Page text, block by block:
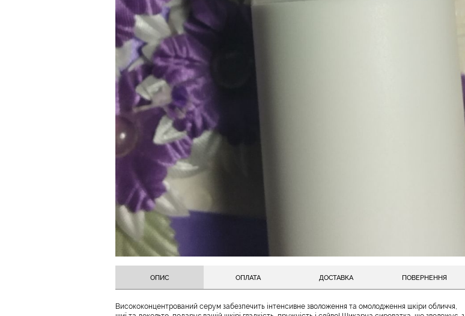
ОПИС ОПЛАТА ДОСТАВКА ПОВЕРНЕННЯ
Висококонцентрований серум забезпечить інтенсивне зволоження та омолодження шкіри обличчя,